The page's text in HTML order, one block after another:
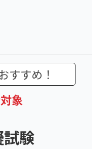
すすめ！
象
験